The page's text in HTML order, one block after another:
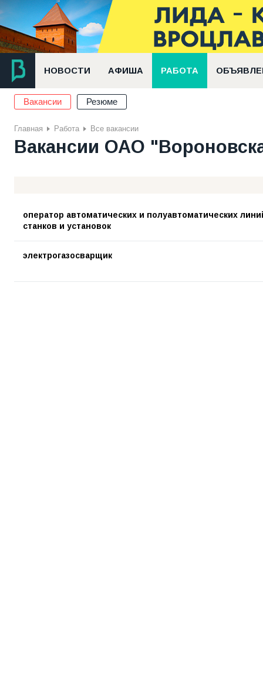
НОВОСТИ АФИША РАБОТА
Вакансии Резюме
Главная Работа Все вакансии
Вакансии ОАО
оператор автоматических и полуавтоматических
станков и установок
электрогазосварщик